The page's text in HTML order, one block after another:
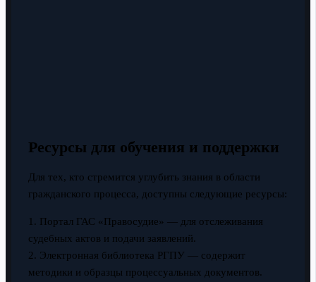
Ресурсы для обучения и поддержки
Для тех, кто стремится углубить знания в области
гражданского процесса, доступны следующие ресурсы:
1. Портал ГАС «Правосудие» — для отслеживания
судебных актов и подачи заявлений.
2. Электронная библиотека РГПУ — содержит
методики и образцы процессуальных документов.